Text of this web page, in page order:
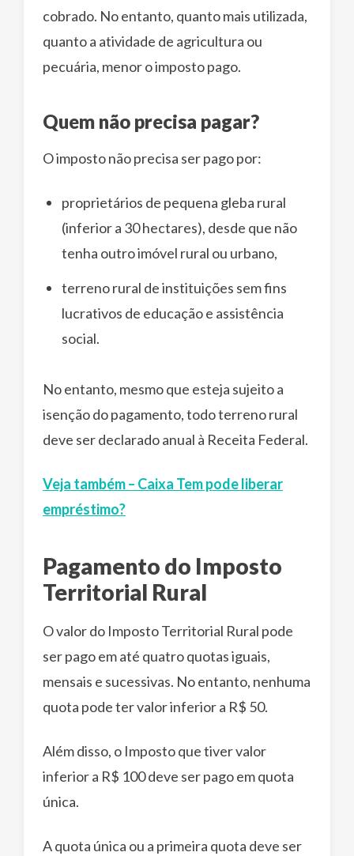
cobrado. No entanto, quanto mais utilizada,
quanto a atividade de agricultura ou
pecuária, menor o imposto pago.
Quem não precisa pagar?
O imposto não precisa ser pago por:
proprietários de pequena gleba rural
(inferior a 30 hectares), desde que não
tenha outro imóvel rural ou urbano,
terreno rural de instituições sem fins
lucrativos de educação e assistência
social.
No entanto, mesmo que esteja sujeito a
isenção do pagamento, todo terreno rural
deve ser declarado anual à Receita Federal.
Veja também – Caixa Tem pode liberar
empréstimo?
Pagamento do Imposto
Territorial Rural
O valor do Imposto Territorial Rural pode
ser pago em até quatro quotas iguais,
mensais e sucessivas. No entanto, nenhuma
quota pode ter valor inferior a R$ 50.
Além disso, o Imposto que tiver valor
inferior a R$ 100 deve ser pago em quota
única.
A quota única ou a primeira quota deve ser